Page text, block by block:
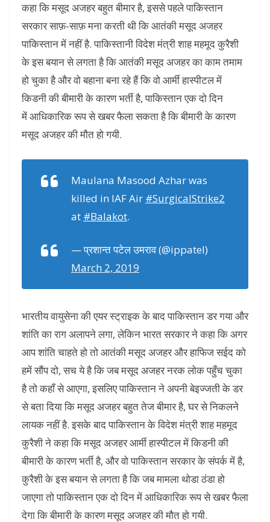
कहा कि मसूद अजहर बहुत बीमार है, इससे पहले पाकिस्तान
सरकार साफ़-साफ़ मना करती थी कि आतंकी मसूद अजहर
पाकिस्तान में नहीं है. पाकिस्तानी विदेश मंत्री शाह महमूद कुरैशी
के इस बयान से लगता है कि आतंकी मसूद अजहर का काम तमाम
हो चुका है और वो बहाना बना रहे हैं कि वो आर्मी हास्पीटल में
किडनी की बीमारी के कारण भर्ती है, पाकिस्तान एक दो दिन
में आधिकारिक रूप से खबर फैला सकता है कि बीमारी के कारण
मसूद अजहर की मौत हो गयी.
Maulana Masood Azhar was
killed in IAF Air #SurgicalStrike2
at #Balakot.
— प्रशान्त पटेल उमराव (@ippatel)
March 2, 2019
भारतीय वायुसेना की एयर स्ट्राइक के बाद पाकिस्तान डर गया और
शांति का राग अलापने लगा, लेकिन भारत सरकार ने कहा कि अगर
आप शांति चाहते हो तो आतंकी मसूद अजहर और हाफिज सईद को
हमें सौंप दो, सच ये है कि जब मसूद अजहर नरक लोक पहुँच चुका
है तो कहाँ से आएगा, इसलिए पाकिस्तान ने अपनी बेइज्जती के डर
से बता दिया कि मसूद अजहर बहुत तेज बीमार है, घर से निकलने
लायक नहीं है. इसके बाद पाकिस्तान के विदेश मंत्री शाह महमूद
कुरैशी ने कहा कि मसूद अजहर आर्मी हास्पीटल में किडनी की
बीमारी के कारण भर्ती है, और वो पाकिस्तान सरकार के संपर्क में है,
कुरैशी के इस बयान से लगता है कि जब मामला थोडा ठंडा हो
जाएगा तो पाकिस्तान एक दो दिन में आधिकारिक रूप से खबर फैला
देगा कि बीमारी के कारण मसूद अजहर की मौत हो गयी.